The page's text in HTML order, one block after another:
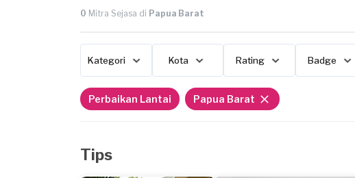
0 Mitra Sejasa di Papua Barat
Kategori Kota Rating Badge
Perbaikan Lantai Papua Barat
Tips